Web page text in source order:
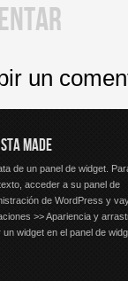
un
MADE
de un panel de widget.
acceder a su panel de
de WordPress y
>> Apariencia y
un widget en el panel de